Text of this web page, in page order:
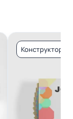
Конструктор